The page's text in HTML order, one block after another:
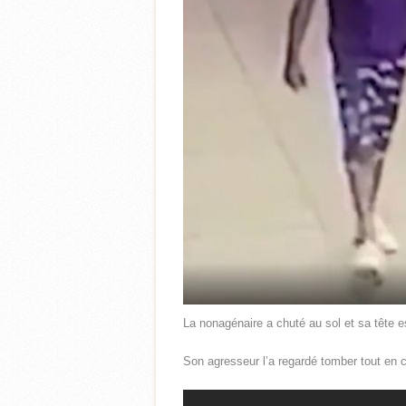
La nonagénaire a chuté au sol et sa tête
Son agresseur l’a regardé tomber tout